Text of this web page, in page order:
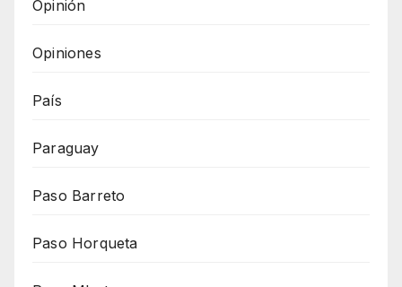
Opinión
Opiniones
País
Paraguay
Paso Barreto
Paso Horqueta